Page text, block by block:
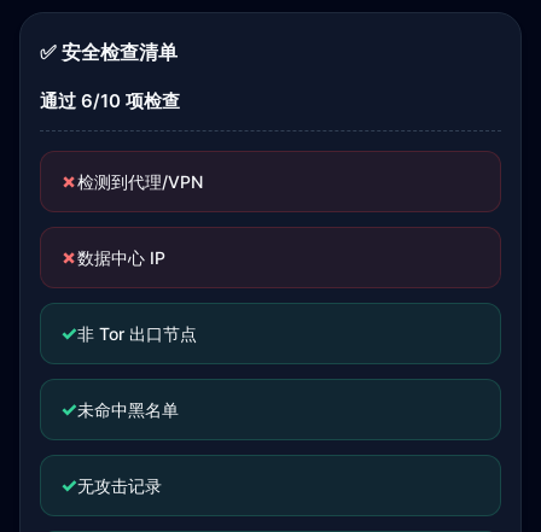
✅ 安全检查清单
通过 6/10 项检查
✗检测到代理/VPN
✗数据中心 IP
✓非 Tor 出口节点
✓未命中黑名单
✓无攻击记录